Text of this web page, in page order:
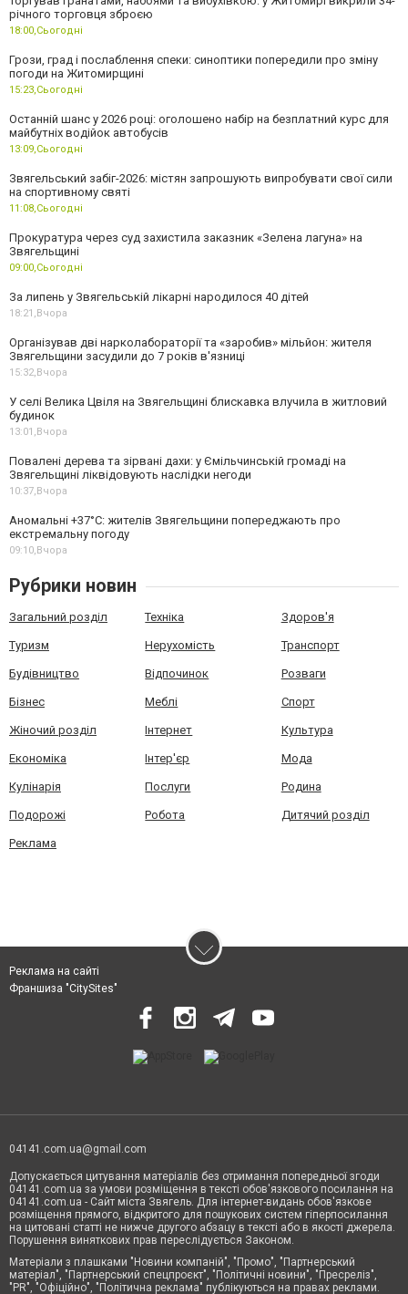
річного торговця зброєю
18:00,Сьогодні
Грози, град і послаблення спеки: синоптики попередили про зміну
погоди на Житомирщині
15:23,Сьогодні
Останній шанс у 2026 році: оголошено набір на безплатний курс для
майбутніх водійок автобусів
13:09,Сьогодні
Звягельський забіг-2026: містян запрошують випробувати свої сили
на спортивному святі
11:08,Сьогодні
Прокуратура через суд захистила заказник «Зелена лагуна» на
Звягельщині
09:00,Сьогодні
За липень у Звягельській лікарні народилося 40 дітей
18:21, Вчора
Організував дві нарколабораторії та «заробив» мільйон: жителя
Звягельщини засудили до 7 років в'язниці
15:32, Вчора
У селі Велика Цвіля на Звягельщині блискавка влучила в житловий
будинок
13:01, Вчора
Повалені дерева та зірвані дахи: у Ємільчинській громаді на
Звягельщині ліквідовують наслідки негоди
10:37, Вчора
Аномальні +37°C: жителів Звягельщини попереджають про
екстремальну погоду
09:10, Вчора
Рубрики новин
Загальний розділ Техніка Здоров'я
Туризм Нерухомість Транспорт
Будівництво Відпочинок Розваги
Бізнес Меблі Спорт
Жіночий розділ Інтернет Культура
Економіка Інтер'єр Мода
Кулінарія Послуги Родина
Подорожі Робота Дитячий розділ
Реклама
Реклама на сайті
Франшиза "CitySites"
04141.com.ua@gmail.com
Допускається цитування матеріалів без отримання попередньої згоди
04141.com.ua за умови розміщення в тексті обов'язкового посилання на
04141.com.ua - Сайт міста Звягель. Для інтернет-видань обов'язкове
розміщення прямого, відкритого для пошукових систем гіперпосилання
на цитовані статті не нижче другого абзацу в тексті або в якості джерела.
Порушення виняткових прав переслідується Законом.
Матеріали з плашками "Новини компаній", "Промо", "Партнерський
матеріал", "Партнерський спецпроєкт", "Політичні новини", "Пресреліз",
"PR", "Офіційно", "Політична реклама" публікуються на правах реклами.